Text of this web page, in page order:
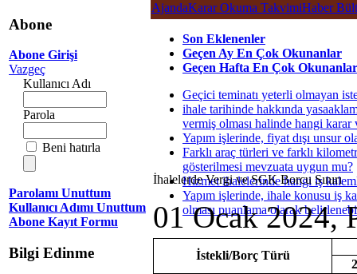
Abone
Abone Girişi
Vazgeç
Kullanıcı Adı
Parola
Beni hatırla
Parolamı Unuttum
Kullanıcı Adımı Unuttum
Abone Kayıt Formu
Bilgi Edinme
AjandaKarar Okuma TakvimiHaber
Son Eklenenler
Geçen Ay En Çok Okunanlar
Geçen Hafta En Çok Okunanlar
Geçici teminatı yeterli olmayan
ihale tarihinde hakkında
vermiş olması halinde hangi karar
Yapım işlerinde, fiyat dışı unsur
Farklı araç türleri ve farklı
gösterilmesi mevzuata uygun mu?
Hizmet ihalelerinde hangi iş
Yapım işlerinde, ihale konusu iş
olması puanlama olarak
İhalelerde Vergi ve SGK Borcu Sınırı
01 Ocak 2024,
İstekli/Borç Türü